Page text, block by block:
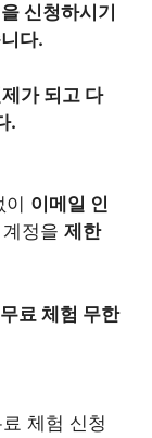
신청하시기
다.
가 되고 다
.
이메일 인
정을 제한
료 체험 무한
체험 신청